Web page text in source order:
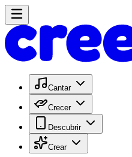
Cantar
Crecer
Descubrir
Crear